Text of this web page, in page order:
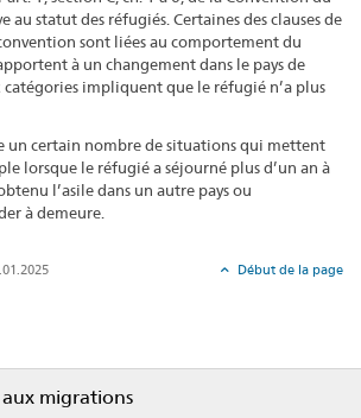
statut des réfugiés. Certaines des clauses de
sont liées au comportement du
à un changement dans le pays de
catégories impliquent que le réfugié n’a plus
un certain nombre de situations qui mettent
lorsque le réfugié a séjourné plus d’un an à
l’asile dans un autre pays ou
à demeure.
Début de la page
aux migrations